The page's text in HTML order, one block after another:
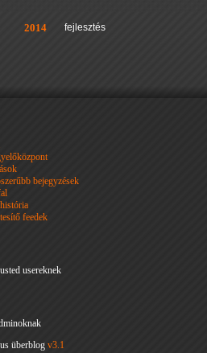
2014 fejlesztés
bejegyzések
feedek
usereknek
überblog v3.1